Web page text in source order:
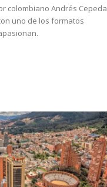
colombiano Andrés Cepeda
uno de los formatos